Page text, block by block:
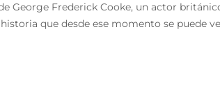
George Frederick Cooke, un actor
que desde ese momento se puede